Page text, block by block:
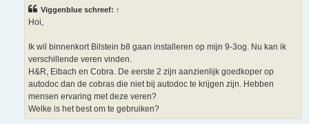
Viggenblue schreef: ↑
Hoi,
Ik wil binnenkort Bilstein b8 gaan installeren op mijn 9-3og. Nu kan ik
verschillende veren vinden.
H&R, Eibach en Cobra. De eerste 2 zijn aanzienlijk goedkoper op
autodoc dan de cobras die niet bij autodoc te krijgen zijn. Hebben
mensen ervaring met deze veren?
Welke is het best om te gebruiken?